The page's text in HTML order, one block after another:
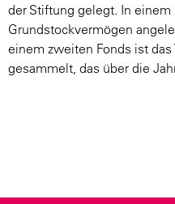
der Stiftung gelegt. In einem
Grundstockvermögen
einem zweiten Fonds ist
gesammelt, das über die